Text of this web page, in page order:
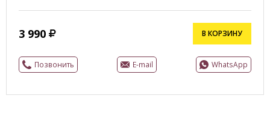
3 990 В КОРЗИНУ
Позвонить E-mail WhatsApp